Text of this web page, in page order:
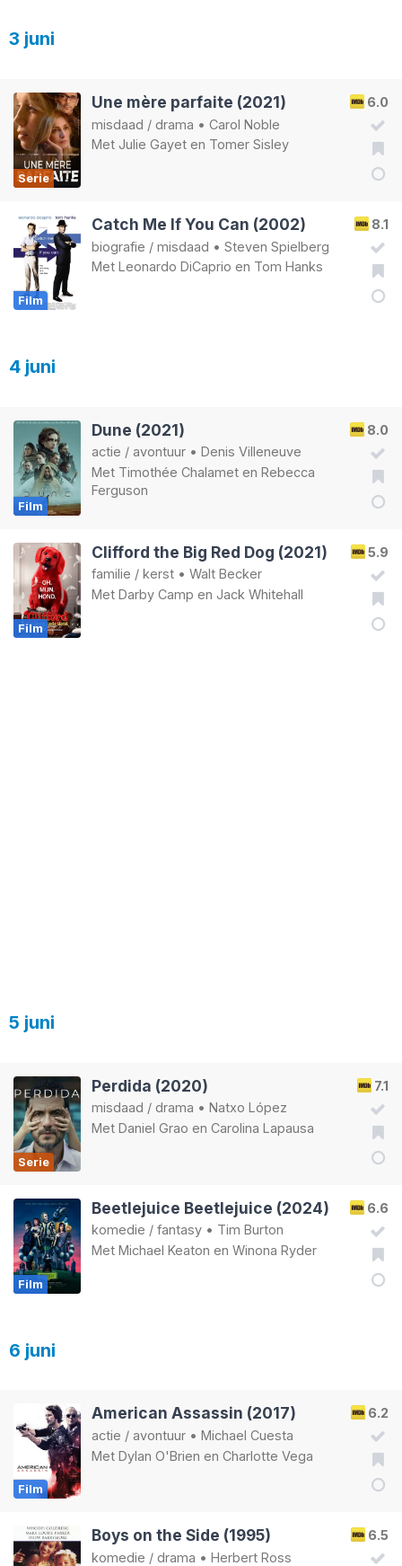
3 juni
Serie
6.0
Une mère parfaite (2021)
misdaad / drama • Carol Noble
Met Julie Gayet en Tomer Sisley
Film
8.1
Catch Me If You Can (2002)
biografie / misdaad • Steven Spielberg
Met Leonardo DiCaprio en Tom Hanks
4 juni
Film
8.0
Dune (2021)
actie / avontuur • Denis Villeneuve
Met Timothée Chalamet en Rebecca
Ferguson
Film
5.9
Clifford the Big Red Dog (2021)
familie / kerst • Walt Becker
Met Darby Camp en Jack Whitehall
5 juni
Serie
7.1
Perdida (2020)
misdaad / drama • Natxo López
Met Daniel Grao en Carolina Lapausa
Film
6.6
Beetlejuice Beetlejuice (2024)
komedie / fantasy • Tim Burton
Met Michael Keaton en Winona Ryder
6 juni
Film
6.2
American Assassin (2017)
actie / avontuur • Michael Cuesta
Met Dylan O'Brien en Charlotte Vega
6.5
Boys on the Side (1995)
komedie / drama • Herbert Ross